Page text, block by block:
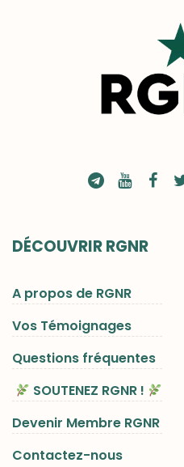
DÉCOUVRIR RGNR
A propos de RGNR
Vos Témoignages
Questions fréquentes
SOUTENEZ RGNR !
Devenir Membre RGNR
Contactez-nous